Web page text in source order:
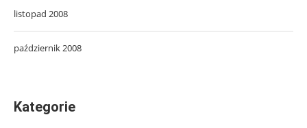
listopad 2008
październik 2008
Kategorie